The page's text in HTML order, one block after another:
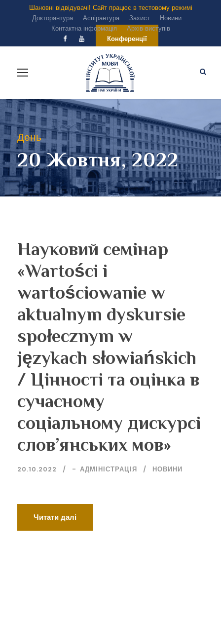
Шановні відвідувачі! Сайт працює в тестовому режимі
Докторантура
Аспірантура Захист
Новини
Контактна інформація
Архів виступів
Конференції
День
20 Жовтня, 2022
Науковий семінар
«Wartości i
wartościowanie w
aktualnym dyskursie
społecznym w
językach słowiańskich
/ Цінності та оцінка в
сучасному
соціальному дискурсі
слов’янських мов»
20.10.2022 - АДМІНІСТРАЦІЯ НОВИНИ
Читати далі